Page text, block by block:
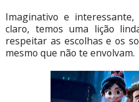
Imaginativo e
claro, temos uma lição
respeitar as escolhas e os
mesmo que não te envolvam.